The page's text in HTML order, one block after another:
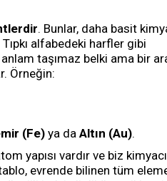
. Bunlar, daha basit
alfabedeki harfler gibi
taşımaz belki ama bir
Örneğin:
(Fe) ya da Altın (Au).
yapısı vardır ve biz
evrende bilinen tüm